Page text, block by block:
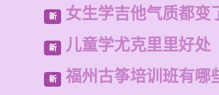
新 女生学吉他气质都变
新 儿童学尤克里里好处
新 福州古筝培训班有哪